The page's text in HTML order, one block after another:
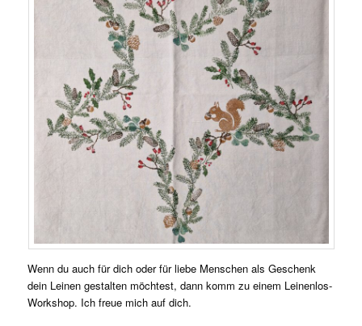
Wenn du auch für dich oder für liebe Menschen als Geschenk
dein Leinen gestalten möchtest, dann komm zu einem Leinenlos-
Workshop. Ich freue mich auf dich.